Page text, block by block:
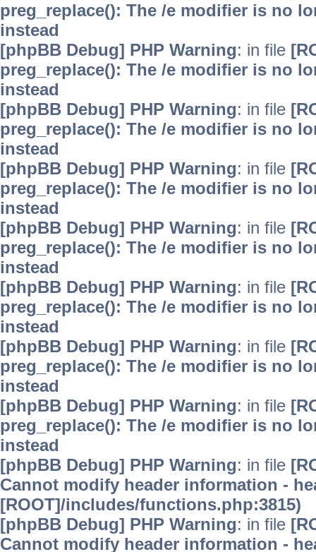
preg_replace(): The /e modifier is no
instead
[phpBB Debug] PHP Warning: in file
preg_replace(): The /e modifier is no
instead
[phpBB Debug] PHP Warning: in file
preg_replace(): The /e modifier is no
instead
[phpBB Debug] PHP Warning: in file
preg_replace(): The /e modifier is no
instead
[phpBB Debug] PHP Warning: in file
preg_replace(): The /e modifier is no
instead
[phpBB Debug] PHP Warning: in file
preg_replace(): The /e modifier is no
instead
[phpBB Debug] PHP Warning: in file
preg_replace(): The /e modifier is no
instead
[phpBB Debug] PHP Warning: in file
preg_replace(): The /e modifier is no
instead
[phpBB Debug] PHP Warning: in file
Cannot modify header information -
[ROOT]/includes/functions.php:3815)
[phpBB Debug] PHP Warning: in file
Cannot modify header information -